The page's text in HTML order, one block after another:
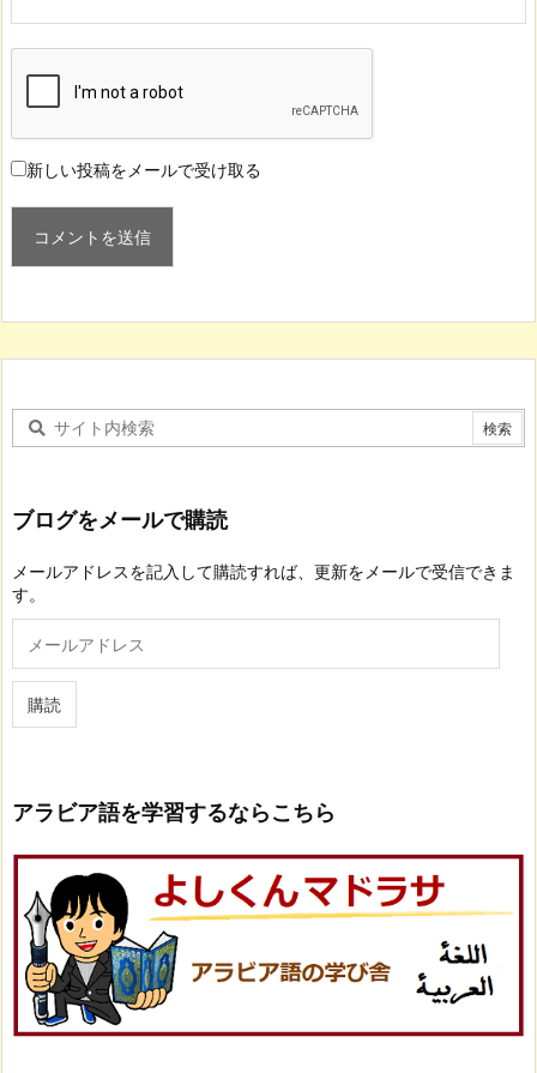
新しい投稿をメールで受け取る
ブログをメールで購読
メールアドレスを記入して購読すれば、更新をメールで受信できま
す。
ル
購読
アラビア語を学習するならこちら